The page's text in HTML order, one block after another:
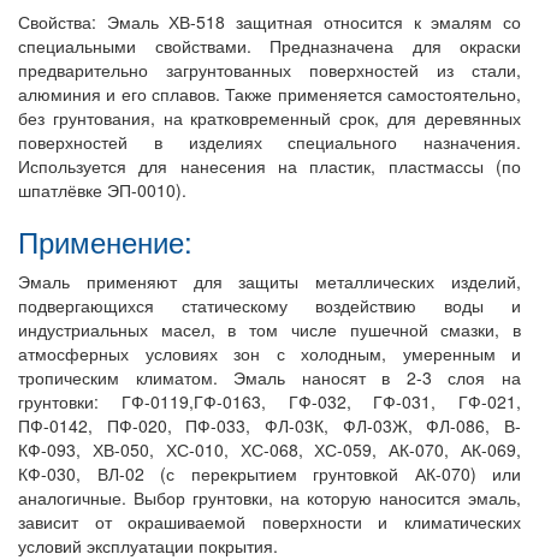
Свойства: Эмаль ХВ-518 защитная относится к эмалям со
специальными свойствами. Предназначена для окраски
предварительно загрунтованных поверхностей из стали,
алюминия и его сплавов. Также применяется самостоятельно,
без грунтования, на кратковременный срок, для деревянных
поверхностей в изделиях специального назначения.
Используется для нанесения на пластик, пластмассы (по
шпатлёвке ЭП-0010).
Применение:
Эмаль применяют для защиты металлических изделий,
подвергающихся статическому воздействию воды и
индустриальных масел, в том числе пушечной смазки, в
атмосферных условиях зон с холодным, умеренным и
тропическим климатом. Эмаль наносят в 2-3 слоя на
грунтовки: ГФ-0119,ГФ-0163, ГФ-032, ГФ-031, ГФ-021,
ПФ-0142, ПФ-020, ПФ-033, ФЛ-03К, ФЛ-03Ж, ФЛ-086, В-
КФ-093, ХВ-050, ХС-010, ХС-068, ХС-059, АК-070, АК-069,
КФ-030, ВЛ-02 (с перекрытием грунтовкой АК-070) или
аналогичные. Выбор грунтовки, на которую наносится эмаль,
зависит от окрашиваемой поверхности и климатических
условий эксплуатации покрытия.